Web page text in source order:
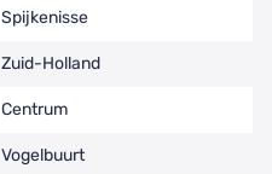
Spijkenisse
Zuid-Holland
Centrum
Vogelbuurt